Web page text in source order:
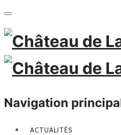
Navigation
ACTUALITÉS